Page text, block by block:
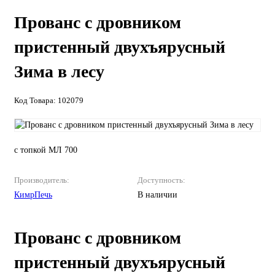
Прованс с дровником
пристенный двухъярусный
Зима в лесу
Код Товара: 102079
с топкой МЛ 700
Производитель:
КимрПечь
Доступность:
В наличии
Прованс с дровником
пристенный двухъярусный